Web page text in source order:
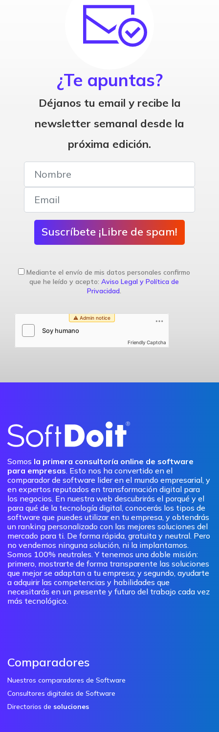
¿Te apuntas?
Déjanos tu email y recibe la
newsletter semanal desde la
próxima edición.
Suscríbete ¡Libre de spam!
Mediante el envío de mis datos personales confirmo
que he leído y acepto: Aviso Legal y Política de
Privacidad.
Friendly Captcha
Somos la primera consultoría online de software
para empresas. Esto nos ha convertido en el
comparador de software lider en el mundo empresarial, y
en expertos reputados en transformación digital para
los negocios. En nuestra web descubrirás el porqué y el
para qué de la tecnología digital, conocerás los tipos de
software que puedes utilizar en tu empresa, y obtendrás
un ranking personalizado con las mejores soluciones del
mercado para ti. De forma rápida, gratuita y neutral. Pero
no vendemos ninguna solución, ni la implantamos.
Somos 100% neutrales. Y tenemos una doble misión:
primero, mostrarte de forma transparente las soluciones
que mejor se adaptan a tu empresa; y segundo, ayudarte
a adquirir las competencias y habilidades que
necesitarás en un presente y futuro del trabajo cada vez
más tecnológico.
Comparadores
Nuestros comparadores de Software
Consultores digitales de Software
Directorios de soluciones